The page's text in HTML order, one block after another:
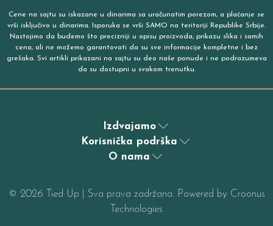
Cene na sajtu su iskazane u dinarima sa uračunatim porezom, a plaćanje se
vrši isključivo u dinarima. Isporuka se vrši SAMO na teritoriji Republike Srbije.
Nastojimo da budemo što precizniji u opisu proizvoda, prikazu slika i samih
cena, ali ne možemo garantovati da su sve informacije kompletne i bez
grešaka. Svi artikli prikazani na sajtu su deo naše ponude i ne podrazumeva
da su dostupni u svakom trenutku.
Izdvajamo
Korisnička podrška
O nama
© 2026 Tied Up | Sva prava zadržana. Powered by Croonus
Technologies